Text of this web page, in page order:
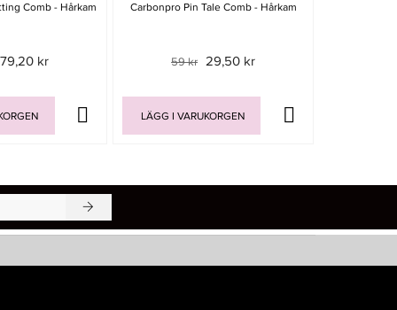
Comb - Hårkam
79,20 kr
Carbonpro Pin Tale Comb - Hårkam
59 kr 29,50 kr
LÄGG I VARUKORGEN